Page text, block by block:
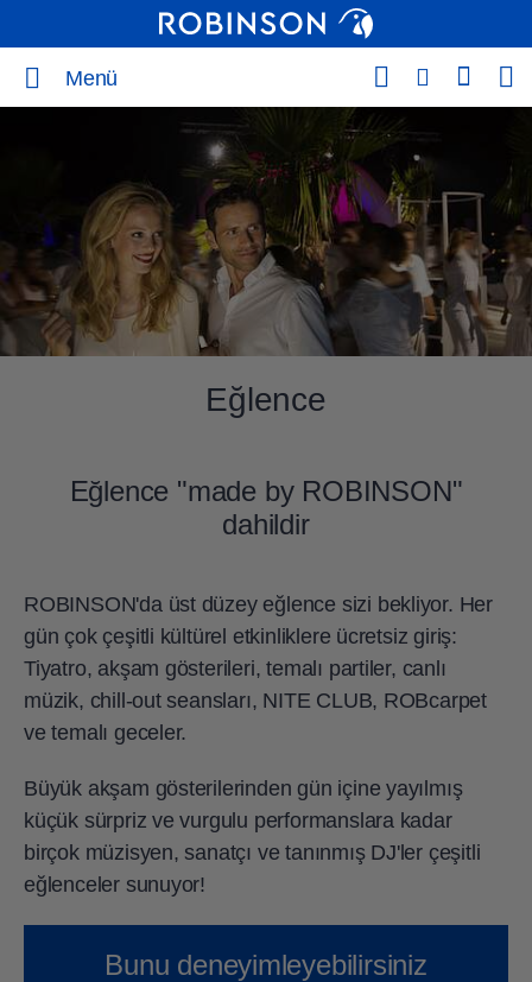
Menü
Eğlence
Eğlence "made by ROBINSON"
dahildir
ROBINSON'da üst düzey eğlence sizi bekliyor. Her
gün çok çeşitli kültürel etkinliklere ücretsiz giriş:
Tiyatro, akşam gösterileri, temalı partiler, canlı
müzik, chill-out seansları, NITE CLUB, ROBcarpet
ve temalı geceler.
Büyük akşam gösterilerinden gün içine yayılmış
küçük sürpriz ve vurgulu performanslara kadar
birçok müzisyen, sanatçı ve tanınmış DJ'ler çeşitli
eğlenceler sunuyor!
Bunu deneyimleyebilirsiniz